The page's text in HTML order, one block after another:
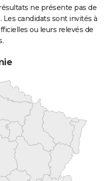
ne présente pas de
candidats sont invités à
ou leurs relevés de